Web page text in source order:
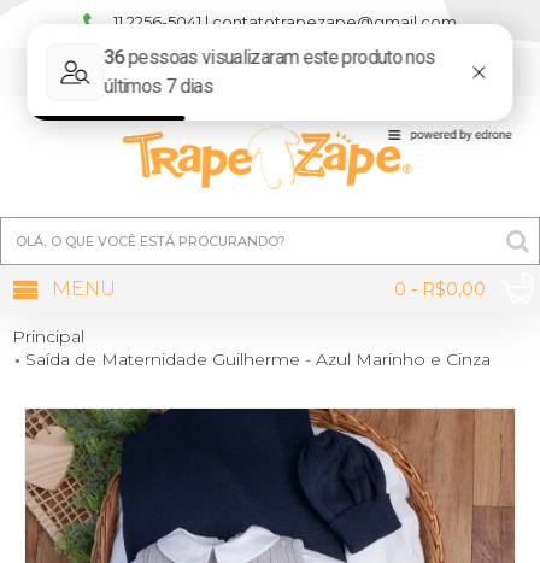
11 2256-5041 | contatotrapezape@gmail.com
0 - R$0,00
MENU
Principal
Saída de Maternidade Guilherme - Azul Marinho e Cinza